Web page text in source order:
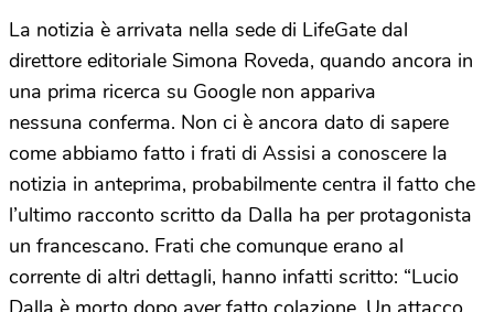
La notizia è arrivata nella sede di LifeGate dal
direttore editoriale Simona Roveda, quando ancora in
una prima ricerca su Google non appariva
nessuna conferma. Non ci è ancora dato di sapere
come abbiamo fatto i frati di Assisi a conoscere la
notizia in anteprima, probabilmente centra il fatto che
l’ultimo racconto scritto da Dalla ha per protagonista
un francescano. Frati che comunque erano al
corrente di altri dettagli, hanno infatti scritto: “Lucio